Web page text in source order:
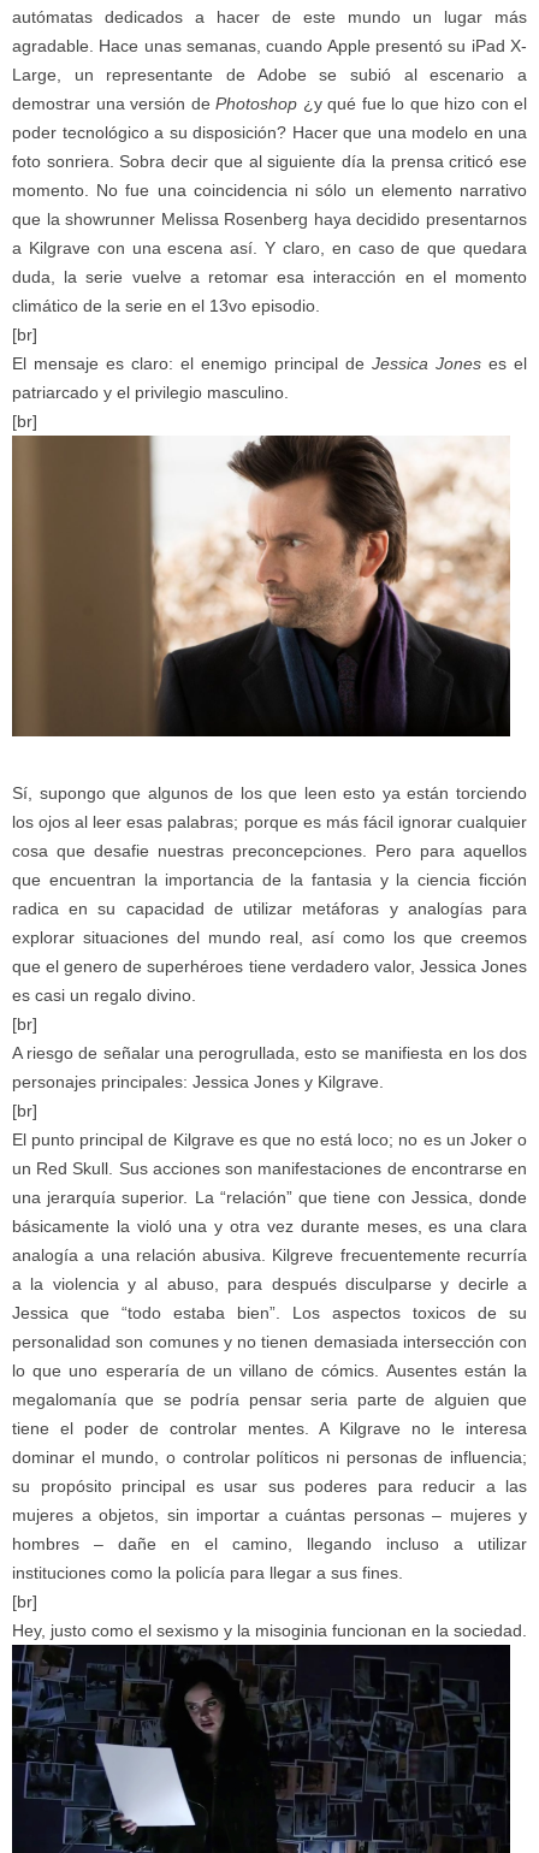
autómatas dedicados a hacer de este mundo un lugar más
agradable. Hace unas semanas, cuando Apple presentó su iPad X-
Large, un representante de Adobe se subió al escenario a
demostrar una versión de Photoshop ¿y qué fue lo que hizo con el
poder tecnológico a su disposición? Hacer que una modelo en una
foto sonriera. Sobra decir que al siguiente día la prensa criticó ese
momento. No fue una coincidencia ni sólo un elemento narrativo
que la showrunner Melissa Rosenberg haya decidido presentarnos
a Kilgrave con una escena así. Y claro, en caso de que quedara
duda, la serie vuelve a retomar esa interacción en el momento
climático de la serie en el 13vo episodio.
[br]
El mensaje es claro: el enemigo principal de Jessica Jones es el
patriarcado y el privilegio masculino.
[br]
Sí, supongo que algunos de los que leen esto ya están torciendo
los ojos al leer esas palabras; porque es más fácil ignorar cualquier
cosa que desafie nuestras preconcepciones. Pero para aquellos
que encuentran la importancia de la fantasia y la ciencia ficción
radica en su capacidad de utilizar metáforas y analogías para
explorar situaciones del mundo real, así como los que creemos
que el genero de superhéroes tiene verdadero valor, Jessica Jones
es casi un regalo divino.
[br]
A riesgo de señalar una perogrullada, esto se manifiesta en los dos
personajes principales: Jessica Jones y Kilgrave.
[br]
El punto principal de Kilgrave es que no está loco; no es un Joker o
un Red Skull. Sus acciones son manifestaciones de encontrarse en
una jerarquía superior. La “relación” que tiene con Jessica, donde
básicamente la violó una y otra vez durante meses, es una clara
analogía a una relación abusiva. Kilgreve frecuentemente recurría
a la violencia y al abuso, para después disculparse y decirle a
Jessica que “todo estaba bien”. Los aspectos toxicos de su
personalidad son comunes y no tienen demasiada intersección con
lo que uno esperaría de un villano de cómics. Ausentes están la
megalomanía que se podría pensar seria parte de alguien que
tiene el poder de controlar mentes. A Kilgrave no le interesa
dominar el mundo, o controlar políticos ni personas de influencia;
su propósito principal es usar sus poderes para reducir a las
mujeres a objetos, sin importar a cuántas personas – mujeres y
hombres – dañe en el camino, llegando incluso a utilizar
instituciones como la policía para llegar a sus fines.
[br]
Hey, justo como el sexismo y la misoginia funcionan en la sociedad.